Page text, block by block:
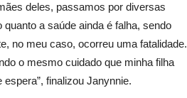
deles, passamos por diversas
a saúde ainda é falha, sendo
no meu caso, ocorreu uma fatalidade.
o mesmo cuidado que minha filha
finalizou Janynnie.